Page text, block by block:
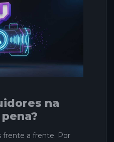
na
frente a frente. Por